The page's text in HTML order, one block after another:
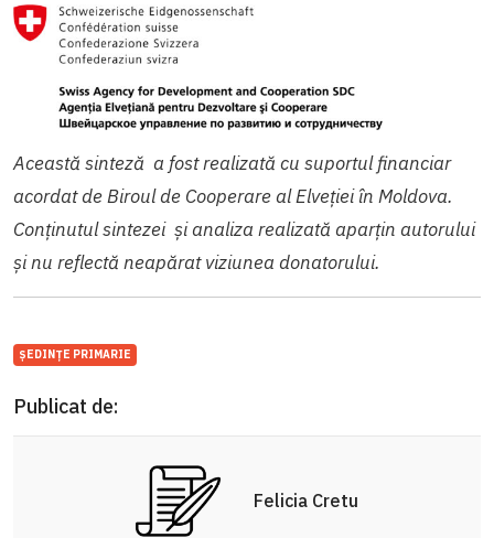
Această sinteză a fost realizată cu suportul financiar
acordat de Biroul de Cooperare al Elveției în Moldova.
Conținutul sintezei și analiza realizată aparțin autorului
și nu reflectă neapărat viziunea donatorului.
ȘEDINȚE PRIMARIE
Publicat de:
Felicia Cretu